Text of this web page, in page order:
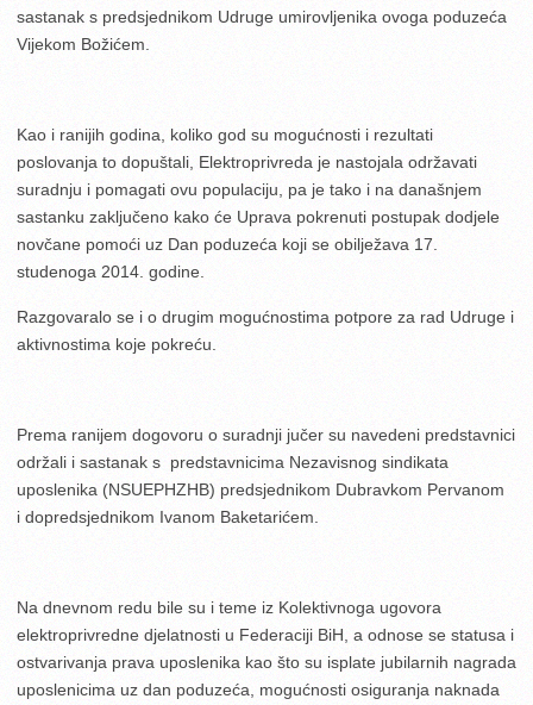
sastanak s predsjednikom Udruge umirovljenika ovoga poduzeća
Vijekom Božićem.
Kao i ranijih godina, koliko god su mogućnosti i rezultati
poslovanja to dopuštali, Elektroprivreda je nastojala održavati
suradnju i pomagati ovu populaciju, pa je tako i na današnjem
sastanku zaključeno kako će Uprava pokrenuti postupak dodjele
novčane pomoći uz Dan poduzeća koji se obilježava 17.
studenoga 2014. godine.
Razgovaralo se i o drugim mogućnostima potpore za rad Udruge i
aktivnostima koje pokreću.
Prema ranijem dogovoru o suradnji jučer su navedeni predstavnici
održali i sastanak s predstavnicima Nezavisnog sindikata
uposlenika (NSUEPHZHB) predsjednikom Dubravkom Pervanom
i dopredsjednikom Ivanom Baketarićem.
Na dnevnom redu bile su i teme iz Kolektivnoga ugovora
elektroprivredne djelatnosti u Federaciji BiH, a odnose se statusa i
ostvarivanja prava uposlenika kao što su isplate jubilarnih nagrada
uposlenicima uz dan poduzeća, mogućnosti osiguranja naknada